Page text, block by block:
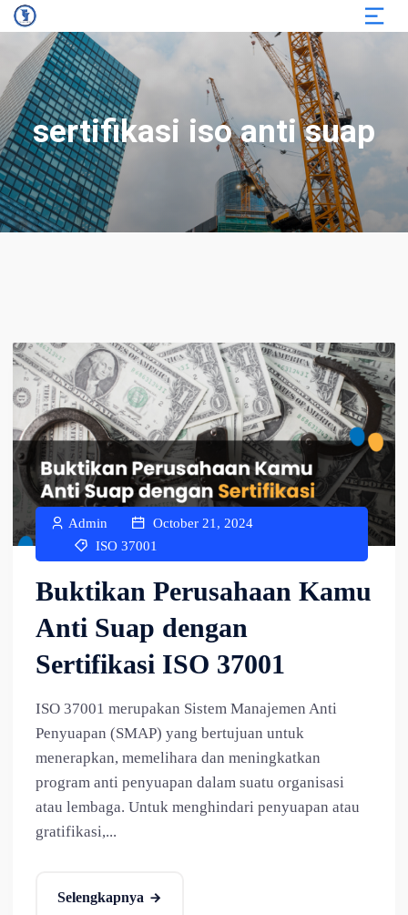
sertifikasi iso anti suap
Admin
October 21, 2024
ISO 37001
Buktikan Perusahaan Kamu
Anti Suap dengan
Sertifikasi ISO 37001
ISO 37001 merupakan Sistem Manajemen Anti
Penyuapan (SMAP) yang bertujuan untuk
menerapkan, memelihara dan meningkatkan
program anti penyuapan dalam suatu organisasi
atau lembaga. Untuk menghindari penyuapan atau
gratifikasi,...
Selengkapnya